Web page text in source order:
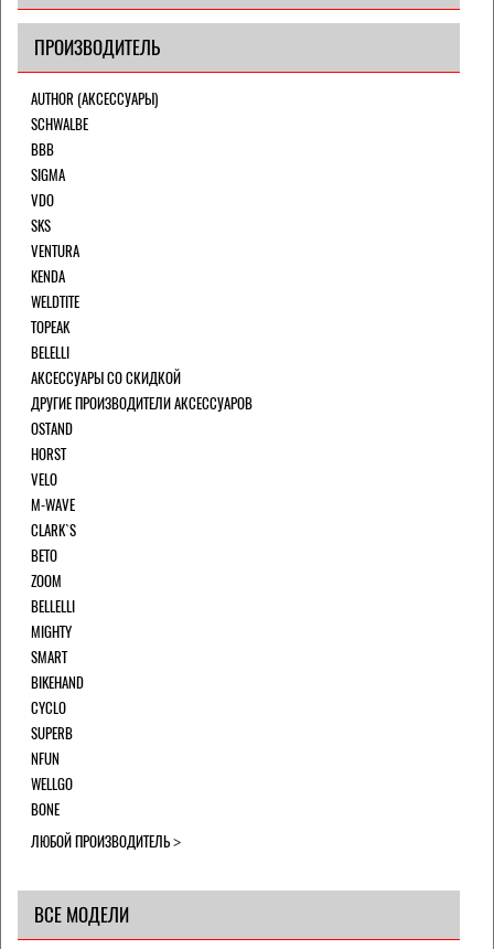
ПРОИЗВОДИТЕЛЬ
AUTHOR (АКСЕССУАРЫ)
SCHWALBE
BBB
SIGMA
VDO
SKS
VENTURA
KENDA
WELDTITE
TOPEAK
BELELLI
АКСЕССУАРЫ СО СКИДКОЙ
ДРУГИЕ ПРОИЗВОДИТЕЛИ АКСЕССУАРОВ
OSTAND
HORST
VELO
M-WAVE
CLARK`S
BETO
ZOOM
BELLELLI
MIGHTY
SMART
BIKEHAND
CYCLO
SUPERB
NFUN
WELLGO
BONE
ЛЮБОЙ ПРОИЗВОДИТЕЛЬ
ВСЕ МОДЕЛИ